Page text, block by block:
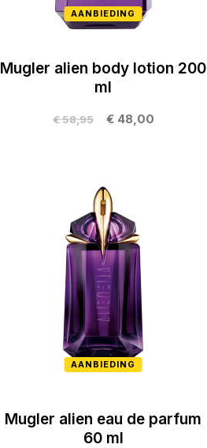
AANBIEDING
Mugler alien body lotion 200
ml
€ 48,00
€ 58,95
AANBIEDING
Mugler alien eau de parfum
60 ml